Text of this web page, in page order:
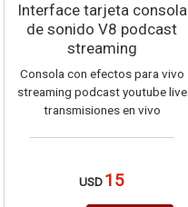
Interface tarjeta consola
de sonido V8 podcast
streaming
Consola con efectos para vivo
streaming podcast youtube live
transmisiones en vivo
USD15